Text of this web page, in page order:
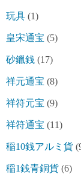
玩具 (1)
皇宋通宝 (5)
砂鑞銭 (17)
祥元通宝 (8)
祥符元宝 (9)
祥符通宝 (11)
稲10銭アルミ貨
稲1銭青銅貨 (6)